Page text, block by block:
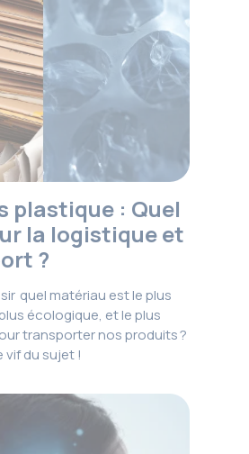
plastique : Quel
la logistique et
?
quel matériau est le plus
écologique, et le plus
transporter nos produits ?
vif du sujet !